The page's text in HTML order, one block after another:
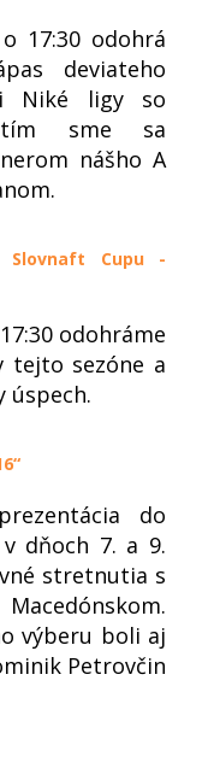
17:30 odohrá
deviateho
Niké ligy so
sme sa
nášho A
Cupu -
odohráme
tejto sezóne a
úspech.
do
dňoch 7. a 9.
stretnutia s
výberu boli aj
Petrovčin